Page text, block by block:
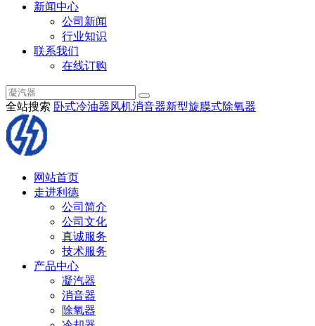
新闻中心
公司新闻
行业知识
联系我们
在线订购
全站搜索 卧式冷油器风机消音器新型旋膜式除氧器
网站首页
走进利德
公司简介
公司文化
真诚服务
技术服务
产品中心
凝汽器
消音器
除氧器